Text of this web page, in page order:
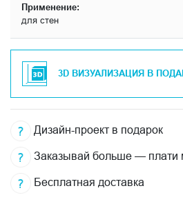
Применение:
для стен
3D ВИЗУАЛИЗАЦИЯ В
Дизайн-проект в подарок
Заказывай больше — плати
Бесплатная доставка